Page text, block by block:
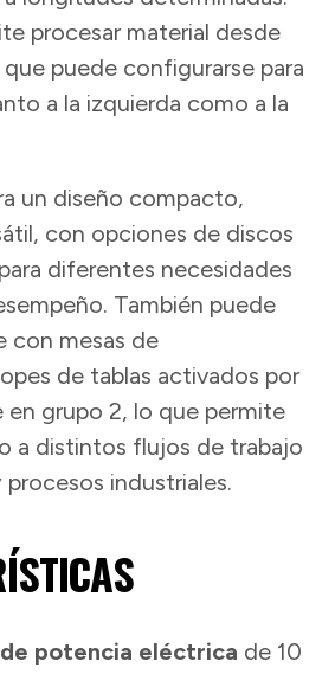
procesar material desde
puede configurarse para
a la izquierda como a la
un diseño compacto,
con opciones de discos
diferentes necesidades
También puede
con mesas de
de tablas activados por
grupo 2, lo que permite
a distintos flujos de trabajo
procesos industriales.
potencia eléctrica de 10